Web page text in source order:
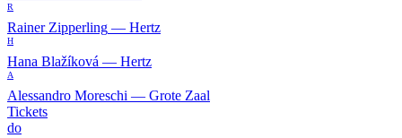
R
Rainer Zipperling — Hertz
H
Hana Blažíková — Hertz
A
Alessandro Moreschi — Grote Zaal
Tickets
do